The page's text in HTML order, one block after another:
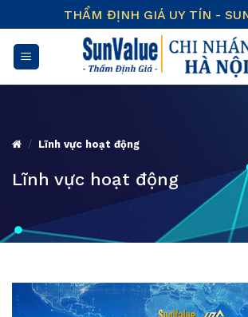
to
content
THẨM ĐỊNH GIÁ UY TÍN -
/ Lĩnh vực hoạt động
Lĩnh vực hoạt động